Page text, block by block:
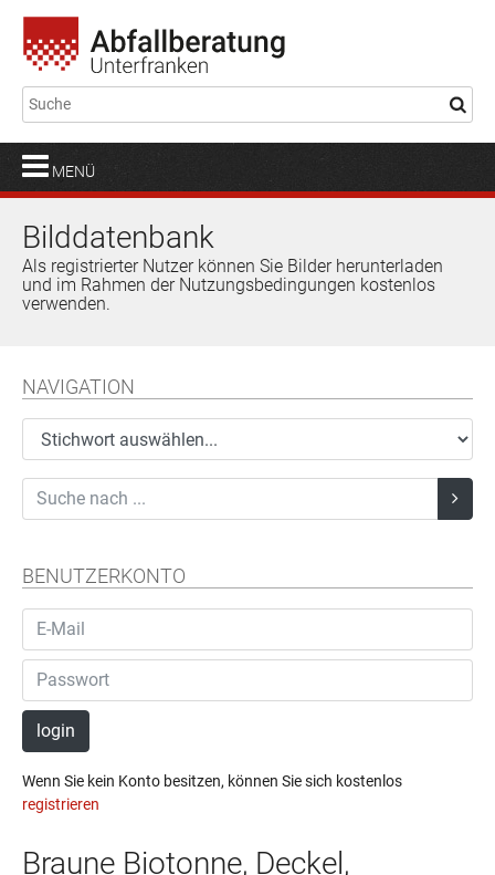
MENÜ
Bilddatenbank
Als registrierter Nutzer können Sie Bilder herunterladen
und im Rahmen der Nutzungsbedingungen kostenlos
verwenden.
NAVIGATION
BENUTZERKONTO
login
Wenn Sie kein Konto besitzen, können Sie sich kostenlos
registrieren
Braune Biotonne, Deckel,